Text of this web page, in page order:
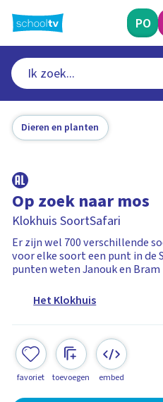
naar
hoofdinhoud
PO
Dieren en planten
Op zoek naar mos
Klokhuis SoortSafari
Er zijn wel 700 verschillende
voor elke soort een punt in de
punten weten Janouk en
Het Klokhuis
favoriet toevoegen embed